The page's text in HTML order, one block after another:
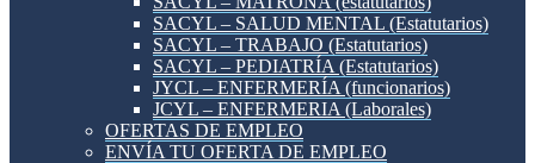
SACYL – SALUD MENTAL (Estatutarios)
SACYL – TRABAJO (Estatutarios)
SACYL – PEDIATRÍA (Estatutarios)
JYCL – ENFERMERÍA (funcionarios)
JCYL – ENFERMERIA (Laborales)
OFERTAS DE EMPLEO
ENVÍA TU OFERTA DE EMPLEO